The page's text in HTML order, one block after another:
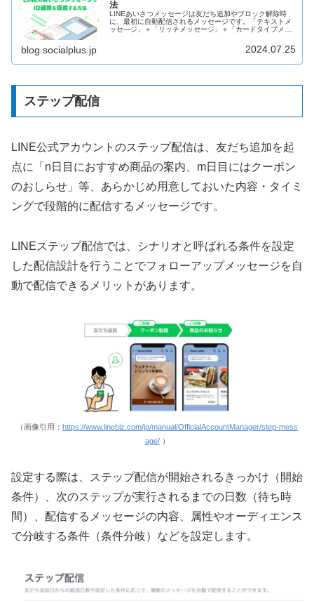
法
LINEあいさつメッセージは友だち追加やブロック解除時
に、最初に自動配信されるメッセージです。「テキストメ
ッセ―ジ」＋「リッチメッセージ」＋「カードタイプメッ
ッセージを設定する方法を解説します。ID連携促進以外で
blog.socialplus.jp 2024.07.25
ステップ配信
LINE公式アカウントのステップ配信は、友だち追加を起
点に「n日目におすすめ商品の案内、m日目にはクーポン
のおしらせ」等、あらかじめ用意しておいた内容・タイミ
ングで段階的に配信するメッセージです。
LINEステップ配信では、シナリオと呼ばれる条件を設定
した配信設計を行うことでフォローアップメッセージを自
動で配信できるメリットがあります。
（画像引用： https://www.linebiz.com/jp/manual/OfficialAccountManager/step-mess
age/）
設定する際は、ステップ配信が開始されるきっかけ（開始
条件）、次のステップが実行されるまでの日数（待ち時
間）、配信するメッセージの内容、属性やオーディエンス
で分岐する条件（条件分岐）などを設定します。